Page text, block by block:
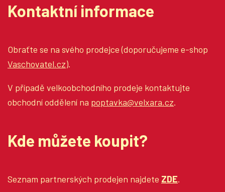
Kontaktní informace
Obraťte se na svého prodejce (doporučujeme e-shop
Vaschovatel.cz).
V případě velkoobchodního prodeje kontaktujte
obchodní oddělení na poptavka@velxara.cz.
Kde můžete koupit?
Seznam partnerských prodejen najdete ZDE.